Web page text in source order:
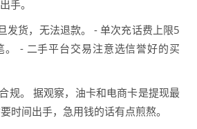
手。
发货，无法退款。 - 单次充话费上限5
。 - 二手平台交易注意选信誉好的买
规。 据观察，油卡和电商卡是提现最
时间出手，急用钱的话有点煎熬。